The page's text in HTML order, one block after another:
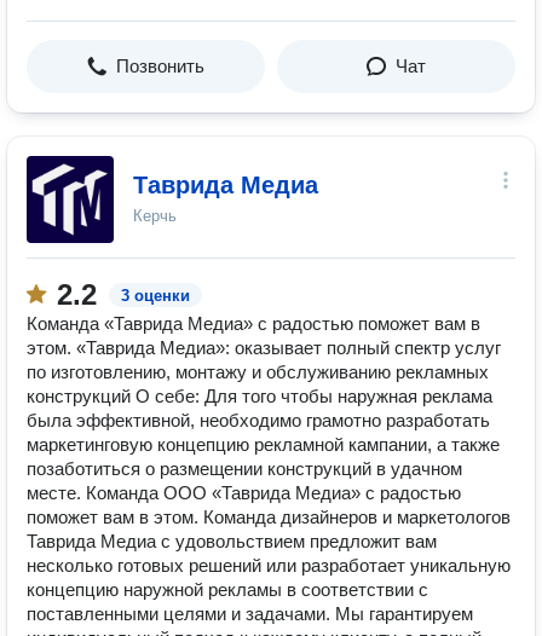
Позвонить Чат
Таврида Медиа
Керчь
2.2 3 оценки
Команда «Таврида Медиа» с радостью поможет вам в
этом. «Таврида Медиа»: оказывает полный спектр услуг
по изготовлению, монтажу и обслуживанию рекламных
конструкций О себе: Для того чтобы наружная реклама
была эффективной, необходимо грамотно разработать
маркетинговую концепцию рекламной кампании, а также
позаботиться о размещении конструкций в удачном
месте. Команда ООО «Таврида Медиа» с радостью
поможет вам в этом. Команда дизайнеров и маркетологов
Таврида Медиа с удовольствием предложит вам
несколько готовых решений или разработает уникальную
концепцию наружной рекламы в соответствии с
поставленными целями и задачами. Мы гарантируем